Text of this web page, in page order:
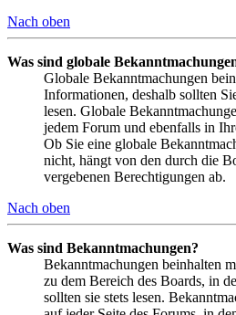
Nach oben
Was sind globale
Globale Bekanntmachungen
Informationen, deshalb sollten
lesen. Globale
jedem Forum und ebenfalls in
Ob Sie eine globale
nicht, hängt von den durch die
vergebenen Berechtigungen ab.
Nach oben
Was sind Bekanntmachungen?
Bekanntmachungen beinhalten
zu dem Bereich des Boards, in
sollten sie stets lesen.